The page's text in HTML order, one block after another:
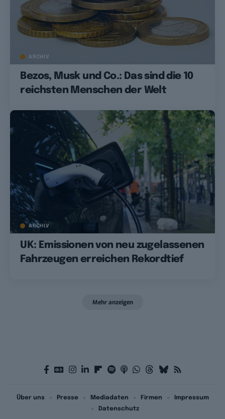
ARCHIV
Bezos, Musk und Co.: Das sind die 10
reichsten Menschen der Welt
ARCHIV
UK: Emissionen von neu zugelassenen
Fahrzeugen erreichen Rekordtief
Mehr anzeigen
Über uns Presse Mediadaten Firmen
Impressum
Datenschutz